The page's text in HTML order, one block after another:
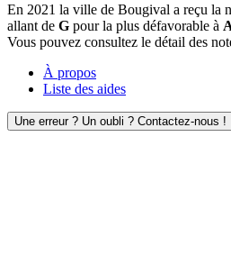
En 2021 la ville de Bougival a reçu la
allant de G pour la plus défavorable à
Vous pouvez consultez le détail des
À propos
Liste des aides
Une erreur ? Un oubli ? Contactez-nous !